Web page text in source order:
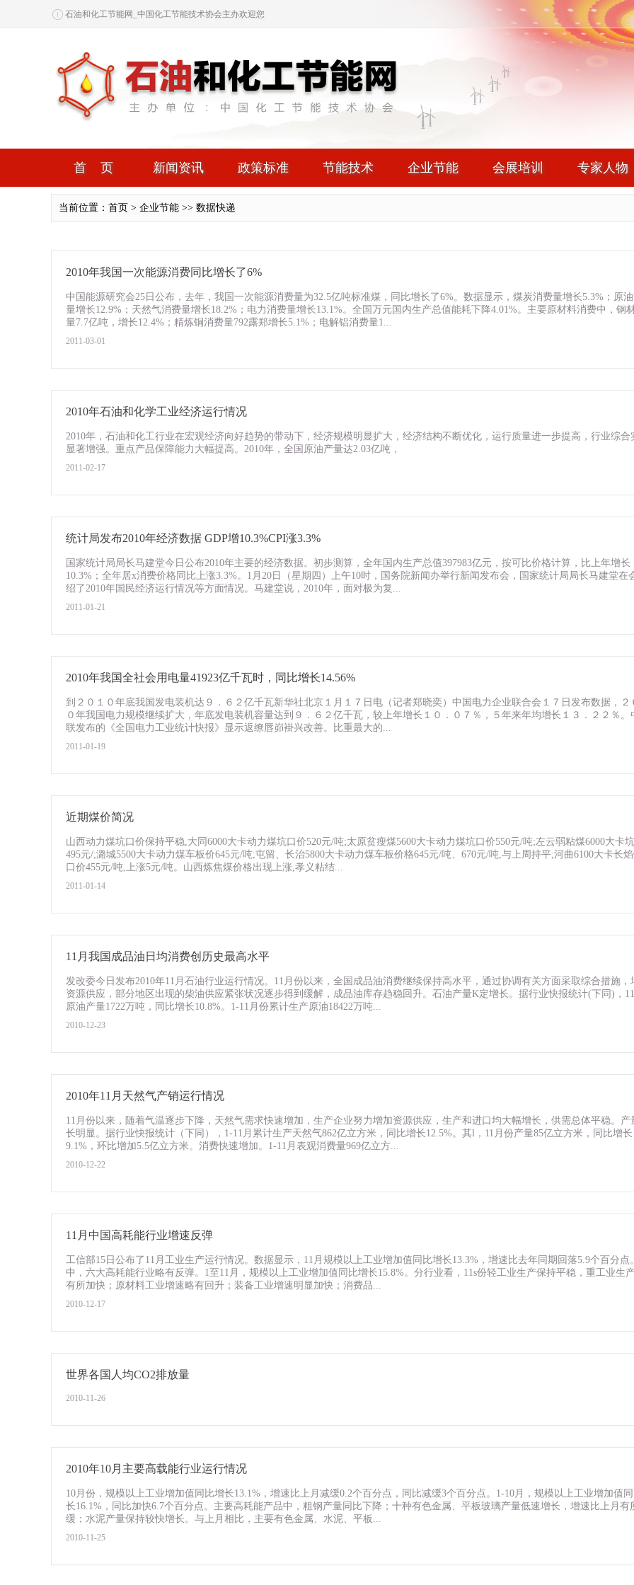
石油和化工节能网_中国化工节能技术协会主办欢迎您
首页 新闻资讯 政策标准 节能技术 企业节能 会展培训 专家人物
当前位置：首页 > 企业节能 >> 数据快递
2010年我国一次能源消费同比增长了6%
中国能源研究会25日公布，去年，我国一次能源消费量为32.5亿吨标准煤，同比增长了6%。数据显示，煤炭消费量增长5.3%；原
量增长12.9%；天然气消费量增长18.2%；电力消费量增长13.1%。全国万元国内生产总值能耗下降4.01%。主要原材料消费中，钢
量7.7亿吨，增长12.4%；精炼铜消费量792露郑增长5.1%；电解铝消费量1...
2011-03-01
2010年石油和化学工业经济运行情况
2010年，石油和化工行业在宏观经济向好趋势的带动下，经济规模明显扩大，经济结构不断优化，运行质量进一步提高，行业综合
显著增强。重点产品保障能力大幅提高。2010年，全国原油产量达2.03亿吨，
2011-02-17
统计局发布2010年经济数据 GDP增10.3%CPI涨3.3%
国家统计局局长马建堂今日公布2010年主要的经济数据。初步测算，全年国内生产总值397983亿元，按可比价格计算，比上年增长
10.3%；全年居x消费价格同比上涨3.3%。1月20日（星期四）上午10时，国务院新闻办举行新闻发布会，国家统计局局长马建堂在
绍了2010年国民经济运行情况等方面情况。马建堂说，2010年，面对极为复...
2011-01-21
2010年我国全社会用电量41923亿千瓦时，同比增长14.56%
到２０１０年底我国发电装机达９．６２亿千瓦新华社北京１月１７日电（记者郑晓奕）中国电力企业联合会１７日发布数据，２
０年我国电力规模继续扩大，年底发电装机容量达到９．６２亿千瓦，较上年增长１０．０７％，５年来年均增长１３．２２％。
联发布的《全国电力工业统计快报》显示返缭唇峁褂兴改善。比重最大的...
2011-01-19
近期煤价简况
山西动力煤坑口价保持平稳,大同6000大卡动力煤坑口价520元/吨;太原贫瘦煤5600大卡动力煤坑口价550元/吨;左云弱粘煤6000大卡
495元/;潞城5500大卡动力煤车板价645元/吨;屯留、长治5800大卡动力煤车板价格645元/吨、670元/吨,与上周持平;河曲6100大卡长
口价455元/吨,上涨5元/吨。山西炼焦煤价格出现上涨,孝义粘结...
2011-01-14
11月我国成品油日均消费创历史最高水平
发改委今日发布2010年11月石油行业运行情况。11月份以来，全国成品油消费继续保持高水平，通过协调有关方面采取综合措施，
资源供应，部分地区出现的柴油供应紧张状况逐步得到缓解，成品油库存趋稳回升。石油产量K定增长。据行业快报统计(下同)，
原油产量1722万吨，同比增长10.8%。1-11月份累计生产原油18422万吨...
2010-12-23
2010年11月天然气产销运行情况
11月份以来，随着气温逐步下降，天然气需求快速增加，生产企业努力增加资源供应，生产和进口均大幅增长，供需总体平稳。产
长明显。据行业快报统计（下同），1-11月累计生产天然气862亿立方米，同比增长12.5%。其l，11月份产量85亿立方米，同比增长
9.1%，环比增加5.5亿立方米。消费快速增加。1-11月表观消费量969亿立方...
2010-12-22
11月中国高耗能行业增速反弹
工信部15日公布了11月工业生产运行情况。数据显示，11月规模以上工业增加值同比增长13.3%，增速比去年同期回落5.9个百分点
中，六大高耗能行业略有反弹。1至11月，规模以上工业增加值同比增长15.8%。分行业看，11s份轻工业生产保持平稳，重工业生
有所加快；原材料工业增速略有回升；装备工业增速明显加快；消费品...
2010-12-17
世界各国人均CO2排放量
2010-11-26
2010年10月主要高载能行业运行情况
10月份，规模以上工业增加值同比增长13.1%，增速比上月减缓0.2个百分点，同比减缓3个百分点。1-10月，规模以上工业增加值
长16.1%，同比加快6.7个百分点。主要高耗能产品中，粗钢产量同比下降；十种有色金属、平板玻璃产量低速增长，增速比上月有
缓；水泥产量保持较快增长。与上月相比，主要有色金属、水泥、平板...
2010-11-25